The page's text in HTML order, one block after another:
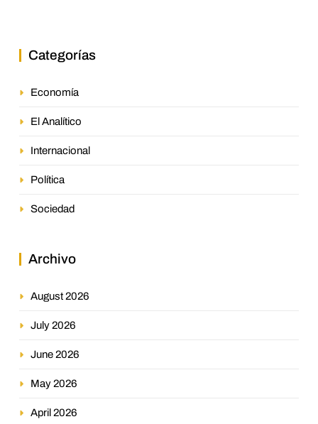
Categorías
Economía
El Analítico
Internacional
Política
Sociedad
Archivo
August 2026
July 2026
June 2026
May 2026
April 2026